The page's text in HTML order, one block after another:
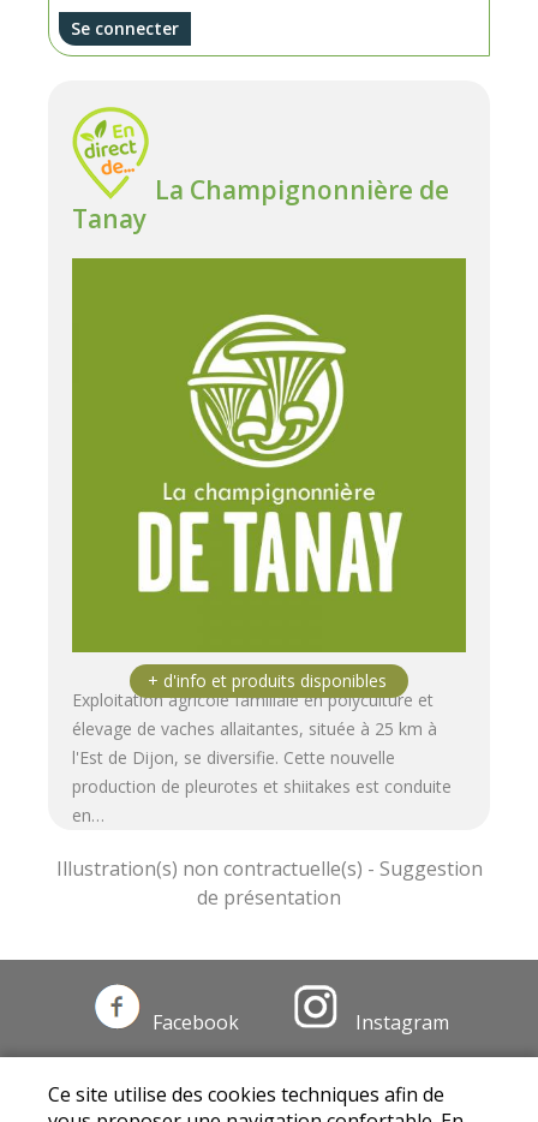
Se connecter
La Champignonnière de
Tanay
Exploitation agricole familiale en polyculture et
élevage de vaches allaitantes, située à 25 km à
l'Est de Dijon, se diversifie. Cette nouvelle
production de pleurotes et shiitakes est conduite
en…
Instagram
Facebook
Conditions Générales de
Ventes|Protection des données personnelles
Ce site utilise des cookies techniques afin de